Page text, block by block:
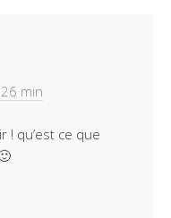
min
! qu’est ce que